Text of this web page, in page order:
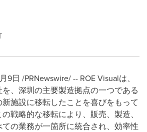
9日 /PRNewswire/ -- ROE Visualは、
、深圳の主要製造拠点の一つである
施設に移転したことを喜びをもって
戦略的な移転により、販売、製造、
の業務が一箇所に統合され、効率性